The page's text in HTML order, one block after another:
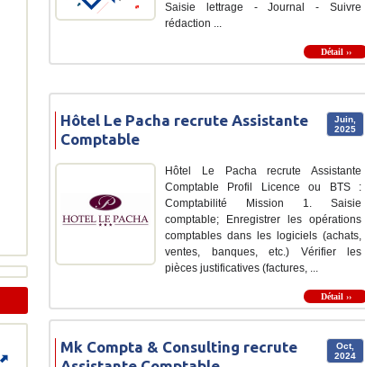
Saisie lettrage - Journal - Suivre
rédaction ...
Détail ››
Juin,
2025
Hôtel Le Pacha recrute Assistante
Comptable
Hôtel Le Pacha recrute Assistante
Comptable Profil Licence ou BTS :
Comptabilité Mission 1. Saisie
comptable; Enregistrer les opérations
comptables dans les logiciels (achats,
ventes, banques, etc.) Vérifier les
pièces justificatives (factures, ...
Détail ››
Oct,
2024
Mk Compta & Consulting recrute